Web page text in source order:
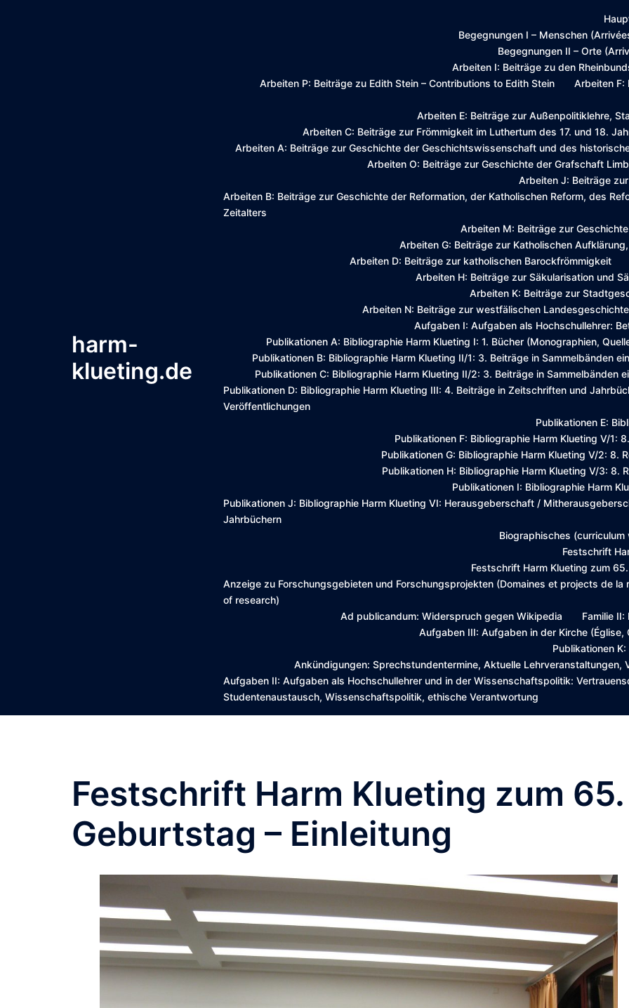
harm-
klueting.de
Begegnungen I – Menschen
Begegnungen II – Orte
Arbeiten I: Beiträge zu den
Arbeiten P: Beiträge zu Edith Stein – Contributions to Edith Stein
Arbeiten F:
Arbeiten E: Beiträge zur Außenpolitiklehre,
Arbeiten C: Beiträge zur Frömmigkeit im Luthertum des 17. und 18.
Arbeiten A: Beiträge zur Geschichte der Geschichtswissenschaft und des
Arbeiten O: Beiträge zur Geschichte der Grafschaft
Arbeiten J: Beiträge
Arbeiten B: Beiträge zur Geschichte der Reformation, der Katholischen Reform, des
Zeitalters
Arbeiten M: Beiträge zur
Arbeiten G: Beiträge zur Katholischen
Arbeiten D: Beiträge zur katholischen Barockfrömmigkeit
Arbeiten H: Beiträge zur Säkularisation und
Arbeiten K: Beiträge zur
Arbeiten N: Beiträge zur westfälischen Landesgeschichte
Aufgaben I: Aufgaben als Hochschullehrer:
Publikationen A: Bibliographie Harm Klueting I: 1. Bücher (Monographien,
Publikationen B: Bibliographie Harm Klueting II/1: 3. Beiträge in Sammelbänden
Publikationen C: Bibliographie Harm Klueting II/2: 3. Beiträge in Sammelbänden
Publikationen D: Bibliographie Harm Klueting III: 4. Beiträge in Zeitschriften und
Veröffentlichungen
Publikationen E:
Publikationen F: Bibliographie Harm Klueting V/1:
Publikationen G: Bibliographie Harm Klueting V/2: 8.
Publikationen H: Bibliographie Harm Klueting V/3: 8.
Publikationen I: Bibliographie Harm
Publikationen J: Bibliographie Harm Klueting VI: Herausgeberschaft /
Jahrbüchern
Biographisches (curriculum
Festschrift
Festschrift Harm Klueting zum
Anzeige zu Forschungsgebieten und Forschungsprojekten (Domaines et projects de
of research)
Ad publicandum: Widerspruch gegen Wikipedia
Familie II:
Aufgaben III: Aufgaben in der Kirche
Publikationen
Ankündigungen: Sprechstundentermine, Aktuelle Lehrveranstaltungen,
Aufgaben II: Aufgaben als Hochschullehrer und in der Wissenschaftspolitik:
Studentenaustausch, Wissenschaftspolitik, ethische Verantwortung
Festschrift Harm Klueting zum 65.
Geburtstag – Einleitung